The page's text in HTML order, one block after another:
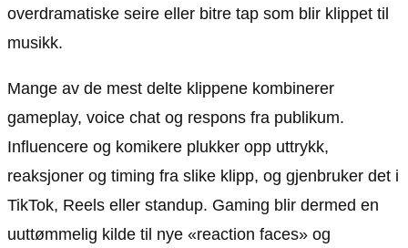
overdramatiske seire eller bitre tap som blir klippet til
musikk.
Mange av de mest delte klippene kombinerer
gameplay, voice chat og respons fra publikum.
Influencere og komikere plukker opp uttrykk,
reaksjoner og timing fra slike klipp, og gjenbruker det i
TikTok, Reels eller standup. Gaming blir dermed en
uuttømmelig kilde til nye «reaction faces» og